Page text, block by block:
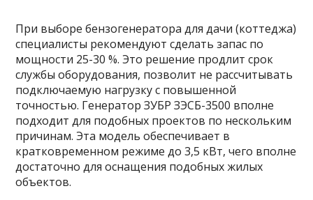
При выборе бензогенератора для дачи (коттеджа)
специалисты рекомендуют сделать запас по
мощности 25-30 %. Это решение продлит срок
службы оборудования, позволит не рассчитывать
подключаемую нагрузку с повышенной
точностью. Генератор ЗУБР ЗЭСБ-3500 вполне
подходит для подобных проектов по нескольким
причинам. Эта модель обеспечивает в
кратковременном режиме до 3,5 кВт, чего вполне
достаточно для оснащения подобных жилых
объектов.